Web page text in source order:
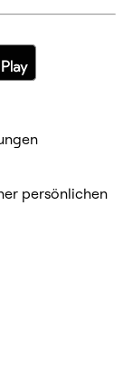
persönlichen